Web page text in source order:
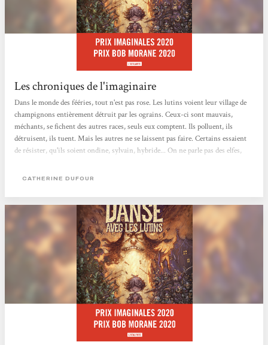
Les chroniques de l'imaginaire
Dans le monde des fééries, tout n'est pas rose. Les lutins voient leur village de
champignons entièrement détruit par les ograins. Ceux-ci sont mauvais,
méchants, se fichent des autres races, seuls eux comptent. Ils polluent, ils
détruisent, ils tuent. Mais les autres ne se laissent pas faire. Certains essaient
de résister, qu'ils soient ondine, sylvain, hybride... On ne parle pas des elfes,
plus, le roi des ograins, Havecoque, intrigue pour monter les peuples les uns
Donc,...
CATHERINE DUFOUR